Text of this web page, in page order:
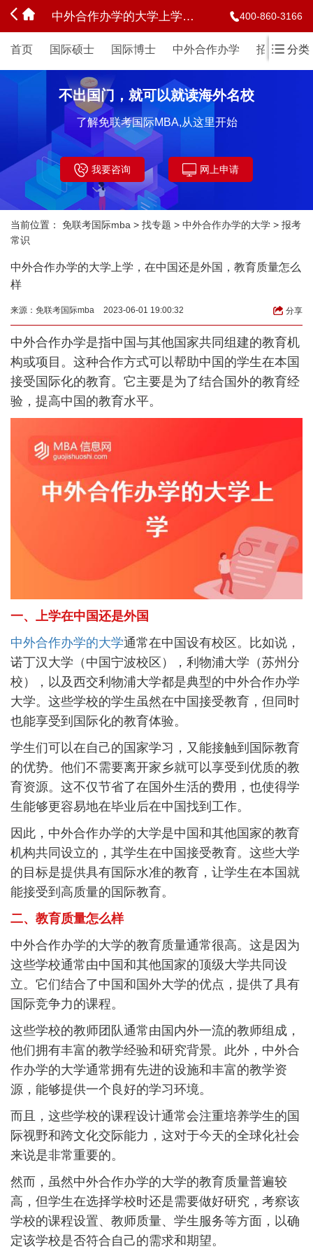
中外合作办学的大学上学，在中国还是外国，教育质量怎么样 400-860-3166
首页 国际硕士 国际博士 中外合作办学 招生简章
分类
不出国门，就可以就读海外名校
了解免联考国际MBA,从这里开始
我要咨询 网上申请
当前位置： 免联考国际mba > 找专题 > 中外合作办学的大学 > 报考
常识
中外合作办学的大学上学，在中国还是外国，教育质量怎么
样
来源： 免联考国际mba 2023-06-01 19:00:32 分享
中外合作办学是指中国与其他国家共同组建的教育机
构或项目。这种合作方式可以帮助中国的学生在本国
接受国际化的教育。它主要是为了结合国外的教育经
验，提高中国的教育水平。
一、上学在中国还是外国
中外合作办学的大学通常在中国设有校区。比如说，
诺丁汉大学（中国宁波校区），利物浦大学（苏州分
校），以及西交利物浦大学都是典型的中外合作办学
大学。这些学校的学生虽然在中国接受教育，但同时
也能享受到国际化的教育体验。
学生们可以在自己的国家学习，又能接触到国际教育
的优势。他们不需要离开家乡就可以享受到优质的教
育资源。这不仅节省了在国外生活的费用，也使得学
生能够更容易地在毕业后在中国找到工作。
因此，中外合作办学的大学是中国和其他国家的教育
机构共同设立的，其学生在中国接受教育。这些大学
的目标是提供具有国际水准的教育，让学生在本国就
能接受到高质量的国际教育。
二、教育质量怎么样
中外合作办学的大学的教育质量通常很高。这是因为
这些学校通常由中国和其他国家的顶级大学共同设
立。它们结合了中国和国外大学的优点，提供了具有
国际竞争力的课程。
这些学校的教师团队通常由国内外一流的教师组成，
他们拥有丰富的教学经验和研究背景。此外，中外合
作办学的大学通常拥有先进的设施和丰富的教学资
源，能够提供一个良好的学习环境。
而且，这些学校的课程设计通常会注重培养学生的国
际视野和跨文化交际能力，这对于今天的全球化社会
来说是非常重要的。
然而，虽然中外合作办学的大学的教育质量普遍较
高，但学生在选择学校时还是需要做好研究，考察该
学校的课程设置、教师质量、学生服务等方面，以确
定该学校是否符合自己的需求和期望。